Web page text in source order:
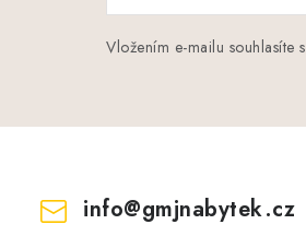
Vložením e-mailu souhlasíte s
info@gmjnabytek.cz